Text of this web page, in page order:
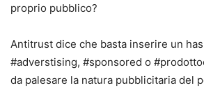
proprio pubblico?
Antitrust dice che basta inserire un
#adverstising, #sponsored o
da palesare la natura pubblicitaria del